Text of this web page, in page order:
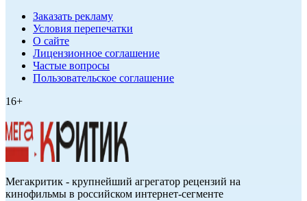
Заказать рекламу
Условия перепечатки
О сайте
Лицензионное соглашение
Частые вопросы
Пользовательское соглашение
16+
Мегакритик - крупнейший агрегатор рецензий на
кинофильмы в российском интернет-сегменте